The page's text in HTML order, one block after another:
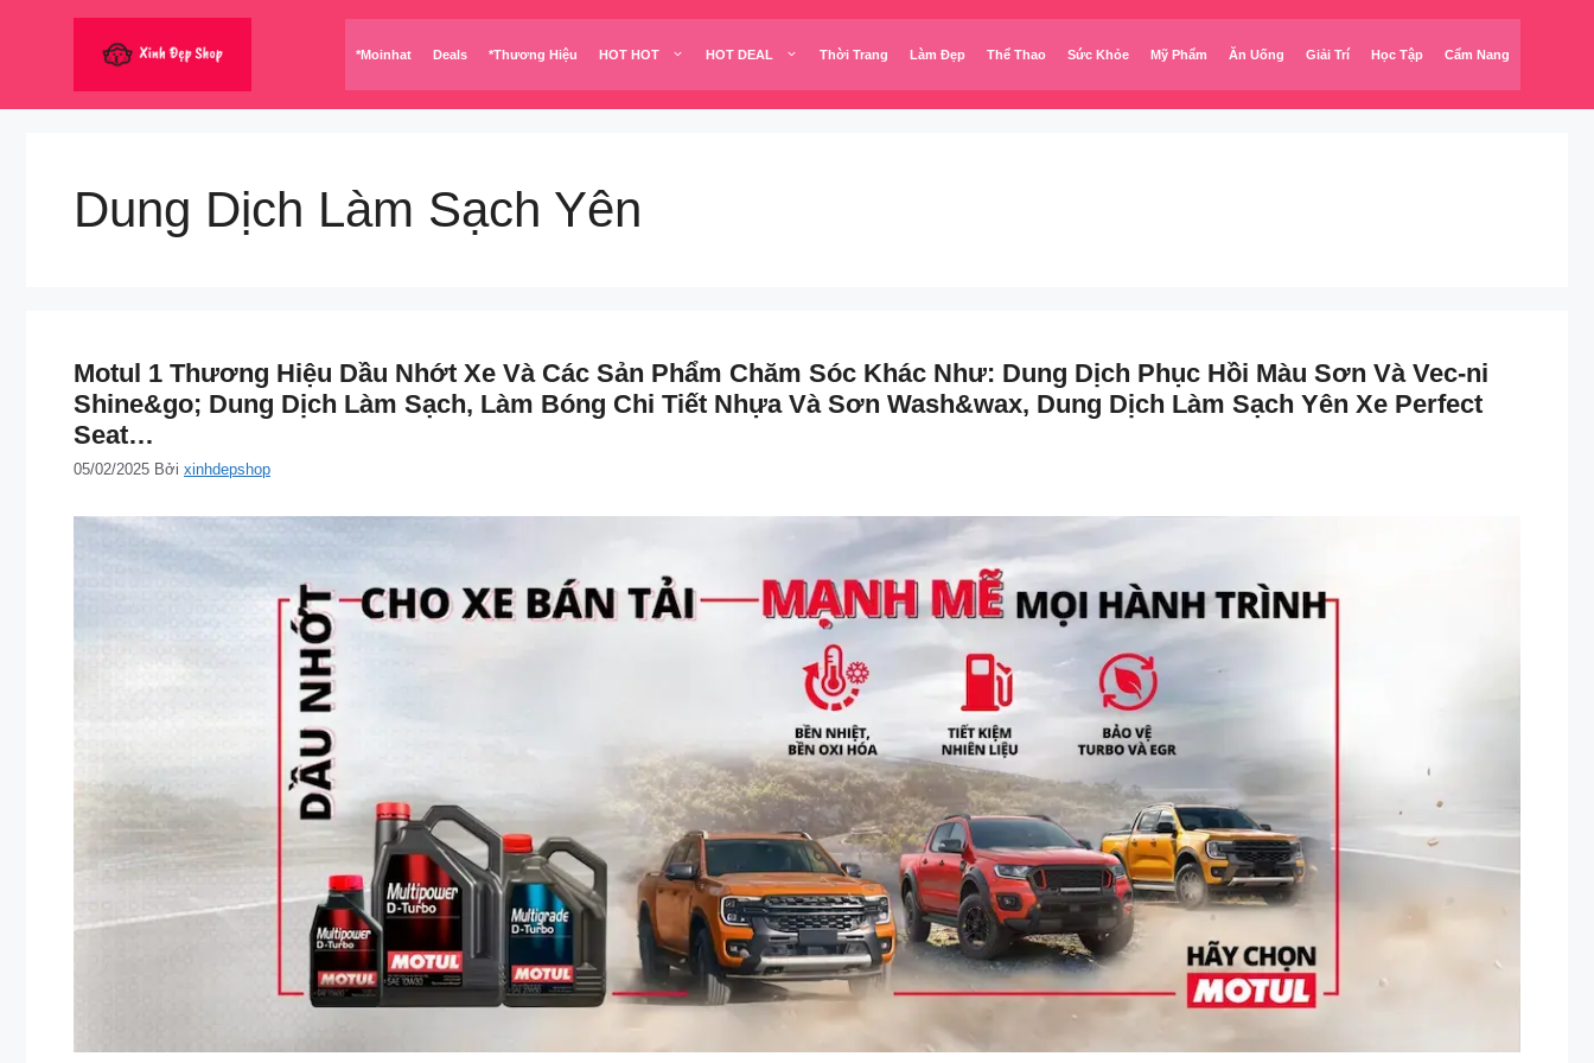
*Moinhat Deals *Thương Hiệu HOT HOT HOT DEAL Thời Trang Làm Đẹp Thể Thao Sức Khỏe Mỹ Phẩm Ăn Uống Giải Trí Học Tập Cẩm Nang
Dung Dịch Làm Sạch Yên
Motul 1 Thương Hiệu Dầu Nhớt Xe Và Các Sản Phẩm Chăm Sóc Khác Như: Dung Dịch Phục Hồi Màu Sơn Và Vec-ni
Shine&go; Dung Dịch Làm Sạch, Làm Bóng Chi Tiết Nhựa Và Sơn Wash&wax, Dung Dịch Làm Sạch Yên Xe Perfect
Seat…
05/02/2025 Bởi xinhdepshop